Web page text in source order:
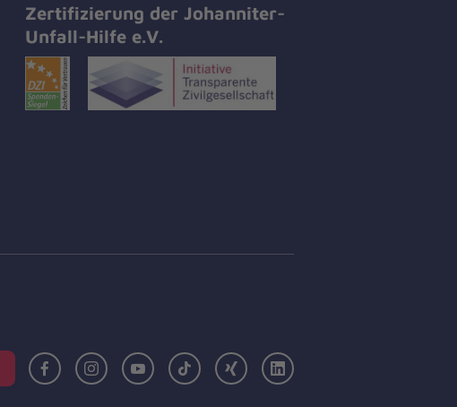
Zertifizierung der Johanniter-
Unfall-Hilfe e.V.
FacebookInstagramYoutubeTikTok Xing LinkedIn